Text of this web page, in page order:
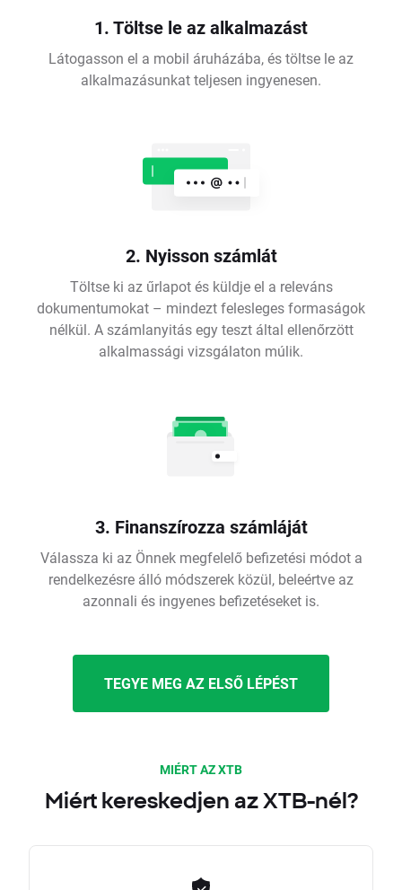
1. Töltse le az alkalmazást
Látogasson el a mobil áruházába, és töltse le az
alkalmazásunkat teljesen ingyenesen.
2. Nyisson számlát
Töltse ki az űrlapot és küldje el a releváns
dokumentumokat – mindezt felesleges formaságok
nélkül. A számlanyitás egy teszt által ellenőrzött
alkalmassági vizsgálaton múlik.
3. Finanszírozza számláját
Válassza ki az Önnek megfelelő befizetési módot a
rendelkezésre álló módszerek közül, beleértve az
azonnali és ingyenes befizetéseket is.
TEGYE MEG AZ ELSŐ LÉPÉST
MIÉRT AZ XTB
Miért kereskedjen az XTB-nél?